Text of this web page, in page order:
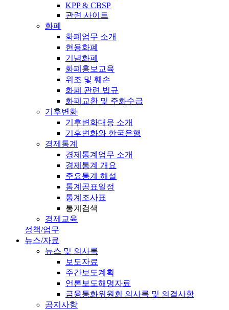
KPP & CBSP
관련 사이트
화폐
화폐업무 소개
현용화폐
기념화폐
화폐홍보교육
위조 및 훼손
화폐 관련 법규
화폐교환 및 주화수급
기후변화
기후변화대응 소개
기후변화와 한국은행
경제통계
경제통계업무 소개
경제통계 개요
주요통계 해설
통계공표일정
통계조사표
통계검색
경제교육
정책/업무
뉴스/자료
뉴스 및 의사록
보도자료
주간보도계획
언론보도해명자료
금융통화위원회 의사록 및 의결사항
공지사항